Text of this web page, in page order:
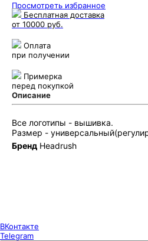
Просмотреть избранное
Бесплатная доставка
от 10000 руб.
Оплата
при получении
Примерка
перед покупкой
Описание
Все логотипы - вышивка.
Размер -
Бренд Headrush
ВКонтакте
Telegram